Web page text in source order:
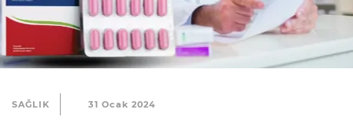
SAĞLIK 31 Ocak 2024